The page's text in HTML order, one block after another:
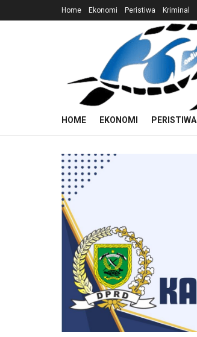
Home Ekonomi Peristiwa Kriminal
HOME EKONOMI PERISTIWA